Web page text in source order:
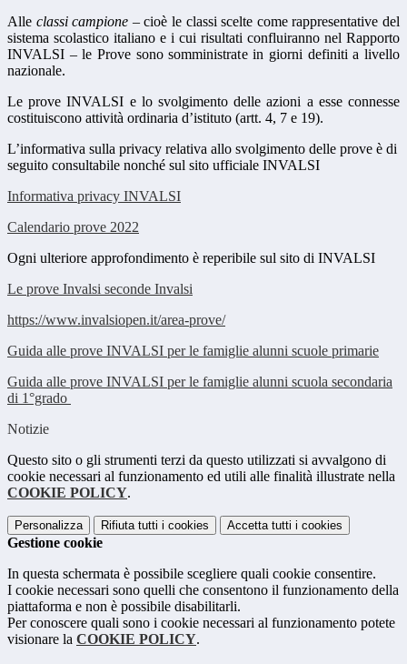
Alle classi campione – cioè le classi scelte come rappresentative del
sistema scolastico italiano e i cui risultati confluiranno nel Rapporto
INVALSI – le Prove sono somministrate in giorni definiti a livello
nazionale.
Le prove INVALSI e lo svolgimento delle azioni a esse connesse
costituiscono attività ordinaria d’istituto (artt. 4, 7 e 19).
L’informativa sulla privacy relativa allo svolgimento delle prove è di
seguito consultabile nonché sul sito ufficiale INVALSI
Informativa privacy INVALSI
Calendario prove 2022
Ogni ulteriore approfondimento è reperibile sul sito di INVALSI
Le prove Invalsi seconde Invalsi
https://www.invalsiopen.it/area-prove/
Guida alle prove INVALSI per le famiglie alunni scuole primarie
Guida alle prove INVALSI per le famiglie alunni scuola secondaria
di 1°grado
Notizie
Questo sito o gli strumenti terzi da questo utilizzati si avvalgono di
cookie necessari al funzionamento ed utili alle finalità illustrate nella
COOKIE POLICY.
Personalizza Rifiuta tutti i cookies Accetta tutti i cookies
Gestione cookie
In questa schermata è possibile scegliere quali cookie consentire.
I cookie necessari sono quelli che consentono il funzionamento della
piattaforma e non è possibile disabilitarli.
Per conoscere quali sono i cookie necessari al funzionamento potete
visionare la COOKIE POLICY.